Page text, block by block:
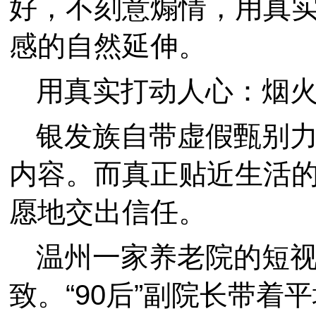
好，不刻意煽情，用真
感的自然延伸。
用真实打动人心：烟
银发族自带虚假甄别
内容。而真正贴近生活
愿地交出信任。
温州一家养老院的短
致。“90后”副院长带着